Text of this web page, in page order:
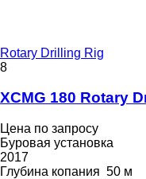
Rotary Drilling Rig
8
XCMG 180 Rotary
Цена по запросу
Буровая установка
2017
Глубина копания 50 м